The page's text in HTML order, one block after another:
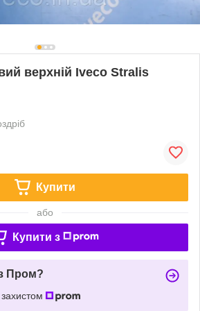
верхній Iveco Stralis
Купити
або
Купити з
Пром?